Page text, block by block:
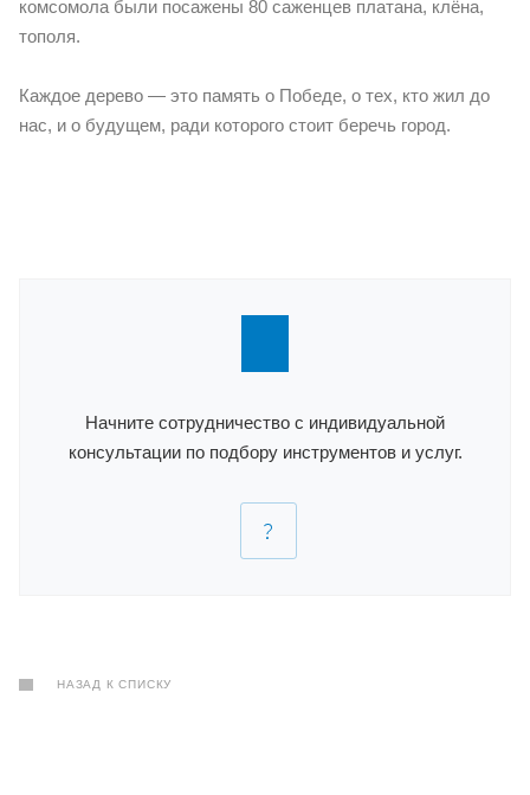
комсомола были посажены 80 саженцев платана, клёна,
тополя.
Каждое дерево — это память о Победе, о тех, кто жил до
нас, и о будущем, ради которого стоит беречь город.
Начните сотрудничество с индивидуальной
консультации по подбору инструментов и услуг.
НАЗАД К СПИСКУ